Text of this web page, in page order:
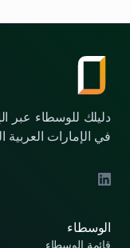
دليلك للوسطاء عبر
في الإمارات العربية
الوسطاء
قائمة الوسطاء